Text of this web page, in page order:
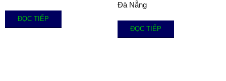
ĐỌC TIẾP
Đà Nẵng
ĐỌC TIẾP